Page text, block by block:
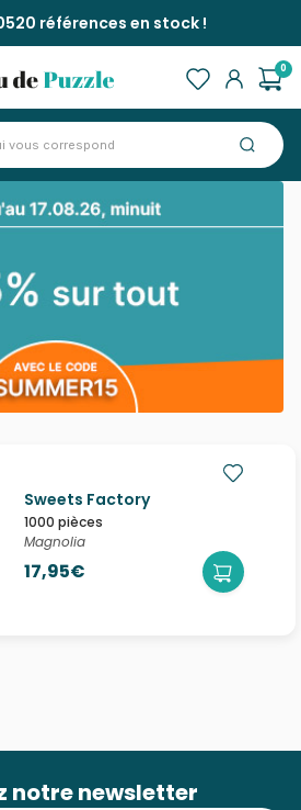
références en stock !
0
Sweets Factory
1000 pièces
Magnolia
17,95€
notre newsletter